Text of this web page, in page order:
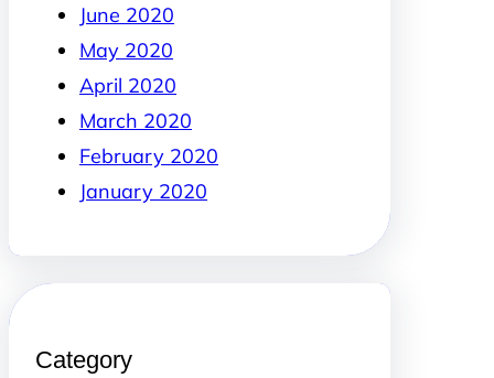
June 2020
May 2020
April 2020
March 2020
February 2020
January 2020
Category